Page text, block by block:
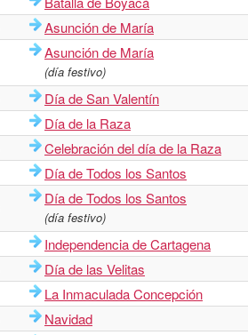
Asunción de María
Asunción de María
(día festivo)
Día de San Valentín
Día de la Raza
Celebración del día de la Raza
Día de Todos los Santos
Día de Todos los Santos
(día festivo)
Independencia de Cartagena
Día de las Velitas
La Inmaculada Concepción
Navidad